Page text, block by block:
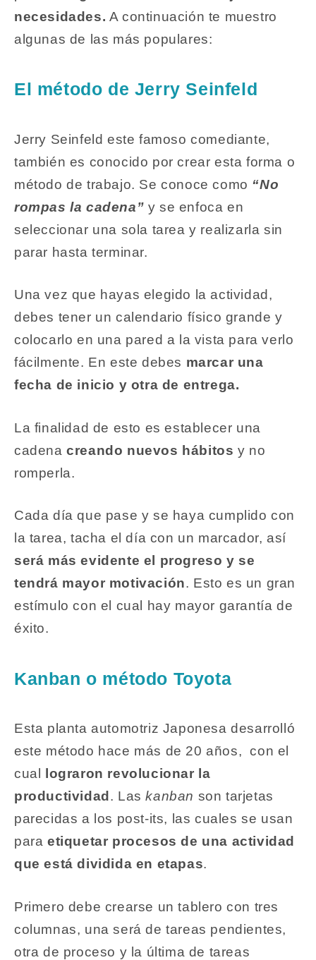
necesidades. A continuación te muestro
algunas de las más populares:
El método de Jerry Seinfeld
Jerry Seinfeld este famoso comediante,
también es conocido por crear esta forma o
método de trabajo. Se conoce como “No
rompas la cadena” y se enfoca en
seleccionar una sola tarea y realizarla sin
parar hasta terminar.
Una vez que hayas elegido la actividad,
debes tener un calendario físico grande y
colocarlo en una pared a la vista para verlo
fácilmente. En este debes marcar una
fecha de inicio y otra de entrega.
La finalidad de esto es establecer una
cadenacreando nuevos hábitos y no
romperla.
Cada día que pase y se haya cumplido con
la tarea, tacha el día con un marcador, así
será más evidente el progreso y se
tendrá mayor motivación. Esto es un gran
estímulo con el cual hay mayor garantía de
éxito.
Kanban o método Toyota
Esta planta automotriz Japonesa desarrolló
este método hace más de 20 años, con el
cual
lograron revolucionar la
productividad . Laskanban son tarjetas
parecidas a los post-its, las cuales se usan
para etiquetar procesos de una actividad
que está dividida en etapas.
Primero debe crearse un tablero con tres
columnas, una será de tareas pendientes,
otra de proceso y la última de tareas